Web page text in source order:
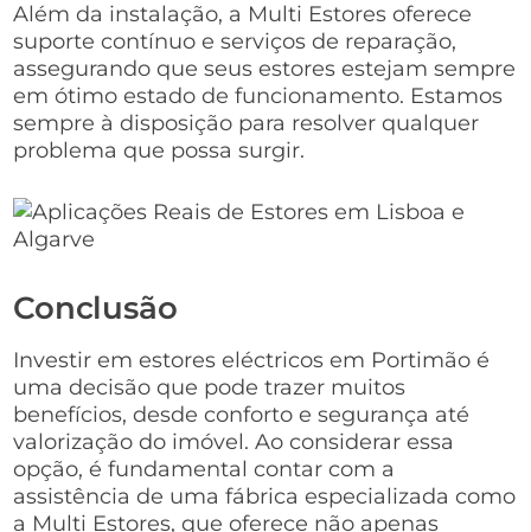
Além da instalação, a Multi Estores oferece
suporte contínuo e serviços de reparação,
assegurando que seus estores estejam sempre
em ótimo estado de funcionamento. Estamos
sempre à disposição para resolver qualquer
problema que possa surgir.
Conclusão
Investir em estores eléctricos em Portimão é
uma decisão que pode trazer muitos
benefícios, desde conforto e segurança até
valorização do imóvel. Ao considerar essa
opção, é fundamental contar com a
assistência de uma fábrica especializada como
a Multi Estores, que oferece não apenas